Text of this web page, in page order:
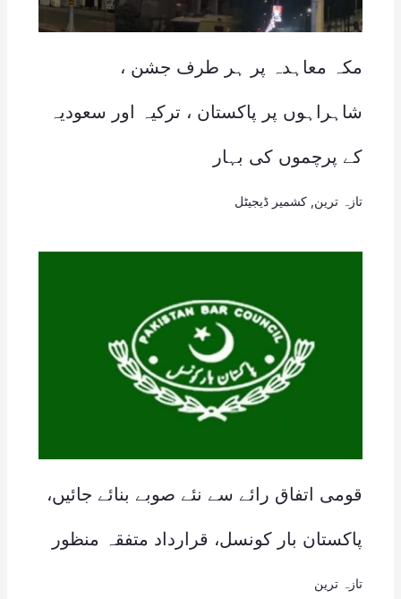
مکہ معاہدہ پر ہر طرف جشن ،
شاہراہوں پر پاکستان ، ترکیہ اور سعودیہ
کے پرچموں کی بہار
تازہ ترین کشمیر ڈیجیٹل
قومی اتفاق رائے سے نئے صوبے بنائے جائیں،
پاکستان بار کونسل، قرارداد متفقہ منظور
تازہ ترین